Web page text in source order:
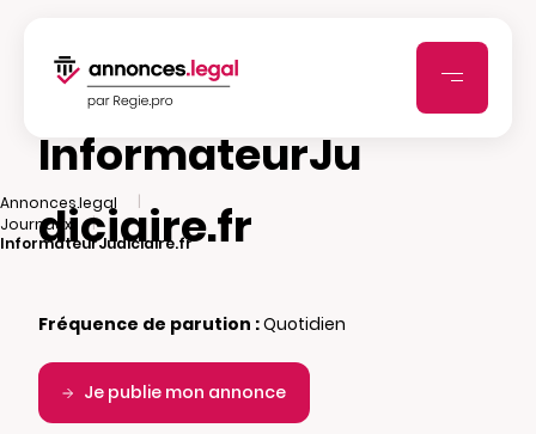
Annonces.legal
|
Journaux
|
InformateurJudiciaire.fr
InformateurJu
diciaire.fr
Fréquence de parution :Quotidien
Je publie mon annonce